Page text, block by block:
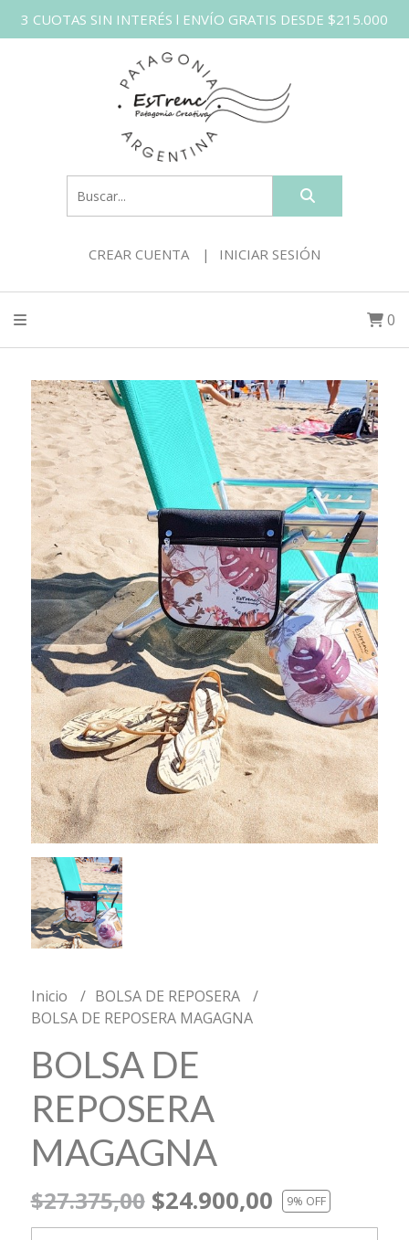
3 CUOTAS SIN INTERÉS l ENVÍO GRATIS DESDE $215.000
CREAR CUENTA INICIAR SESIÓN
0
Inicio
BOLSA DE REPOSERA
BOLSA DE REPOSERA MAGAGNA
BOLSA DE
REPOSERA
MAGAGNA
$27.375,00$24.900,00 9% OFF